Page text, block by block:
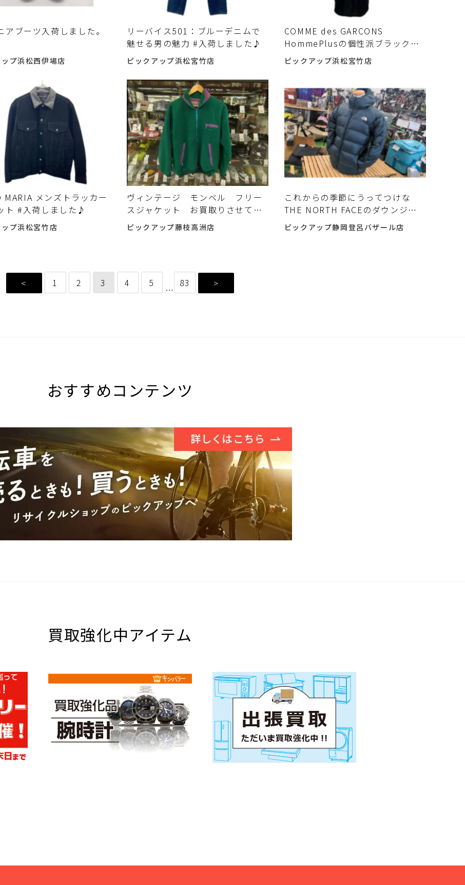
アブーツ入荷しました。
プ浜松西伊場店
リーバイス501：ブルーデニムで
魅せる男の魅力 #入荷しました♪
ピックアップ浜松宮竹店
COMME des GARCONS
HommePlusの個性派ブラックジ
ャケット #入荷しました♪
ピックアップ浜松宮竹店
MARIA メンズトラッカー
ト #入荷しました♪
プ浜松宮竹店
ヴィンテージ モンベル フリー
スジャケット お買取りさせてい
ただきました！
ピックアップ藤枝高洲店
これからの季節にうってつけな
THE NORTH FACEのダウンジャ
ケットをご紹介いたします。
ピックアップ静岡登呂バザール店
< 1 2 3 4 5
…
83 >
おすすめコンテンツ
買取強化中アイテム